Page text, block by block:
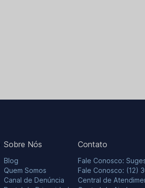
Sobre Nós
Blog
Quem Somos
Canal de Denúncia
Contato
Fale Conosco:
Fale Conosco: (12)
Central de